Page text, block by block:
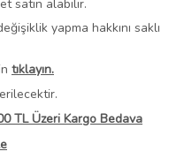
satın alabilir.
yapma hakkını saklı
tıklayın.
TL Üzeri Kargo Bedava